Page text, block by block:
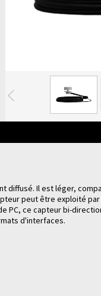
Précédente
diffusé. Il est léger,
peut être exploité
PC, ce capteur bi-
d'interfaces.